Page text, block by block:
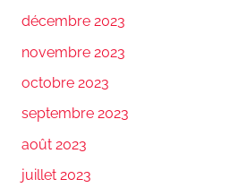
décembre 2023
novembre 2023
octobre 2023
septembre 2023
août 2023
juillet 2023